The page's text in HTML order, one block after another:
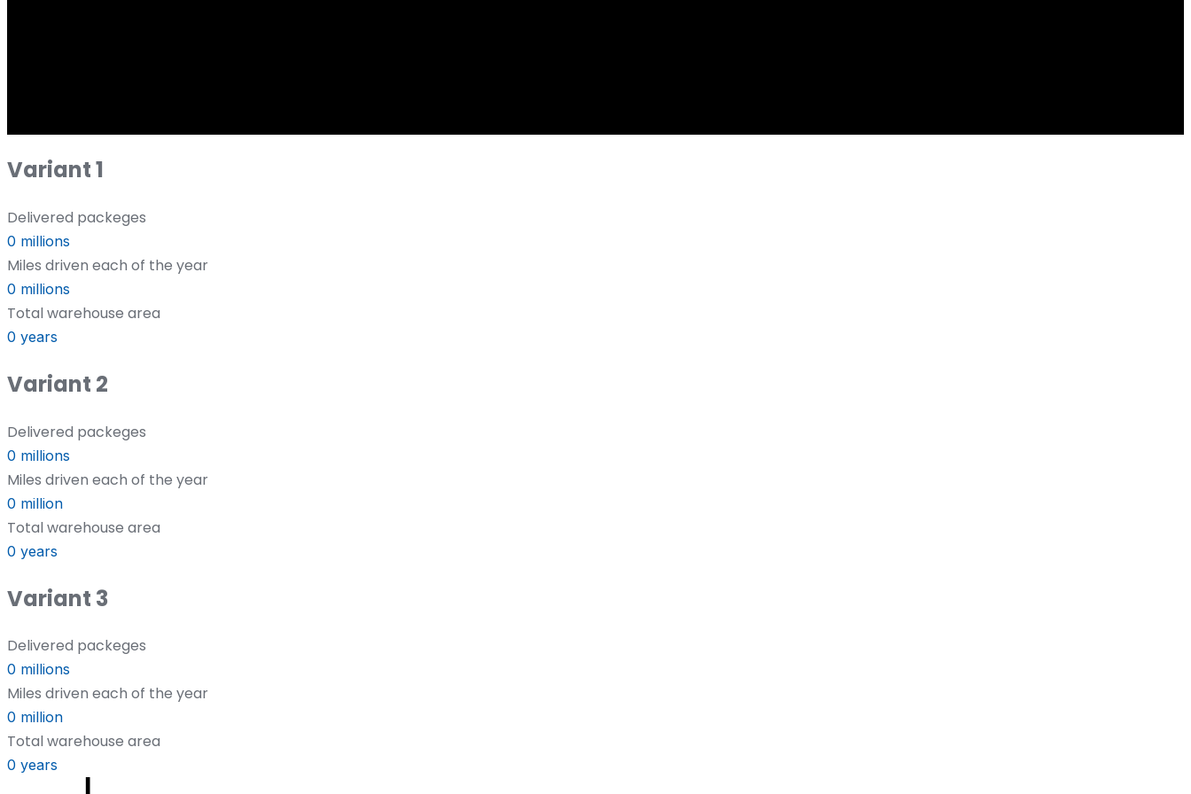
Variant 1
Delivered packeges
0 millions
Miles driven each of the year
0 millions
Total warehouse area
0 years
Variant 2
Delivered packeges
0 millions
Miles driven each of the year
0 million
Total warehouse area
0 years
Variant 3
Delivered packeges
0 millions
Miles driven each of the year
0 million
Total warehouse area
0 years